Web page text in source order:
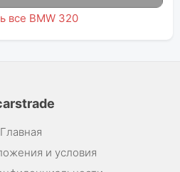
все BMW 320
Главная
и условия